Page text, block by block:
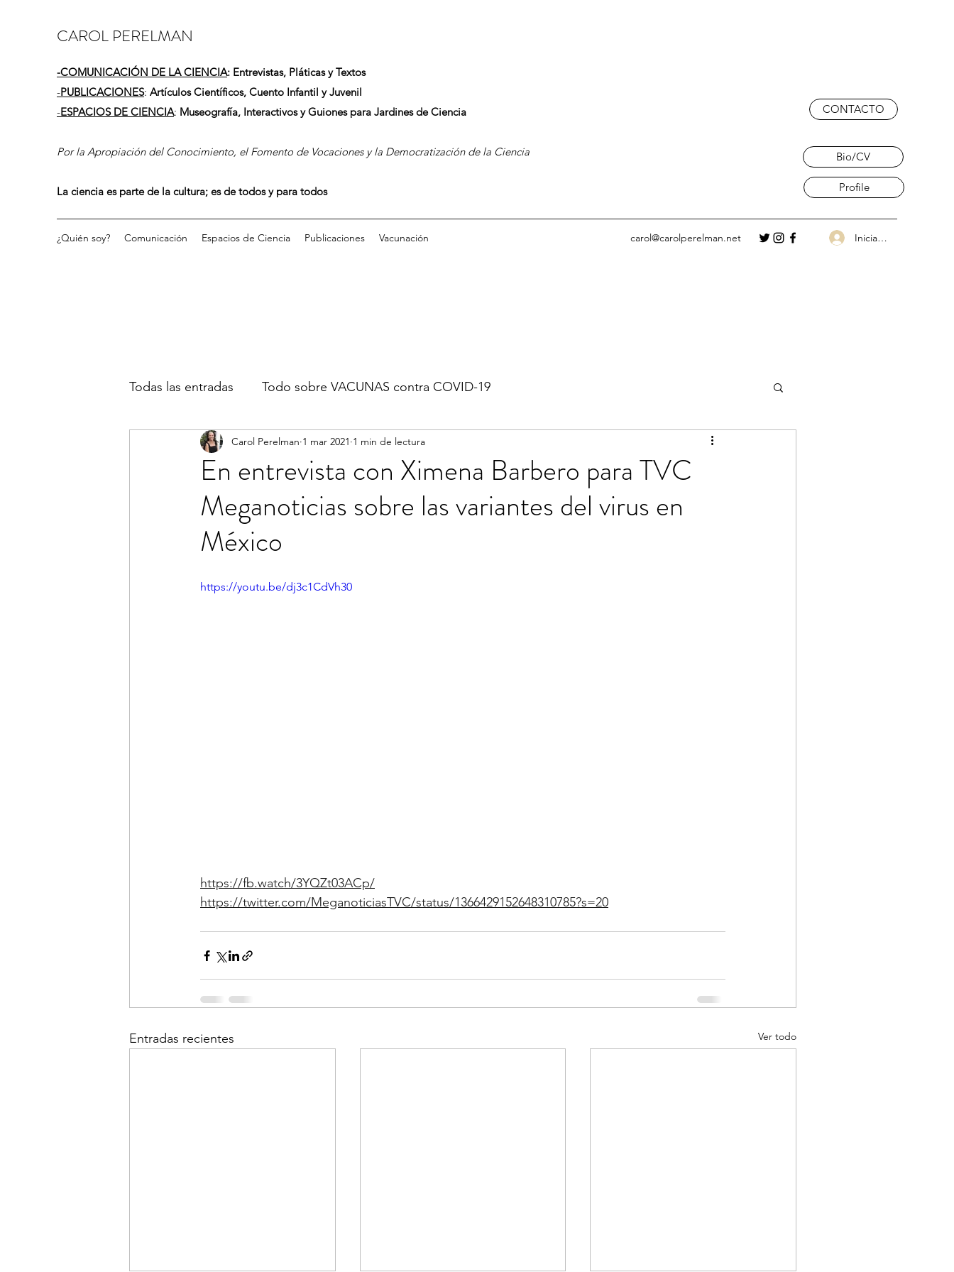
CAROL PERELMAN
-COMUNICACIÓN DE LA CIENCIA: Entrevistas, Pláticas y Textos
-PUBLICACIONES: Artículos Científicos, Cuento Infantil y Juvenil
-ESPACIOS DE CIENCIA: Museografía, Interactivos y Guiones para Jardines de Ciencia
Por la Apropiación del Conocimiento, el Fomento de Vocaciones y la Democratización de la Ciencia
La ciencia es parte de la cultura; es de todos y para todos
CONTACTO
Bio/CV
Profile
¿Quién soy? Comunicación Espacios de Ciencia Publicaciones Vacunación carol@carolperelman.net Iniciar sesión
Todas las entradas Todo sobre VACUNAS contra COVID-19
En entrevista con Ximena Barbero para TVC
Meganoticias sobre las variantes del virus en
México
Carol Perelman 1 mar 2021 1 min de lectura
https://youtu.be/dj3c1CdVh30
https://fb.watch/3YQZt03ACp/
https://twitter.com/MeganoticiasTVC/status/1366429152648310785?s=20
Entradas recientes Ver todo